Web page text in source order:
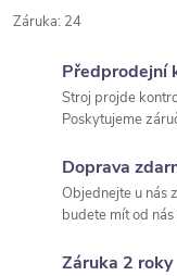
Záruka: 24
Předprodejní
Stroj projde
Poskytujeme
Doprava
Objednejte u nás
budete mít od
Záruka 2 roky